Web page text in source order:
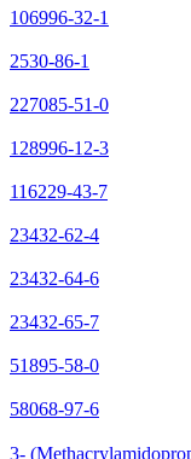
106996-32-1
2530-86-1
227085-51-0
128996-12-3
116229-43-7
23432-62-4
23432-64-6
23432-65-7
51895-58-0
58068-97-6
3-